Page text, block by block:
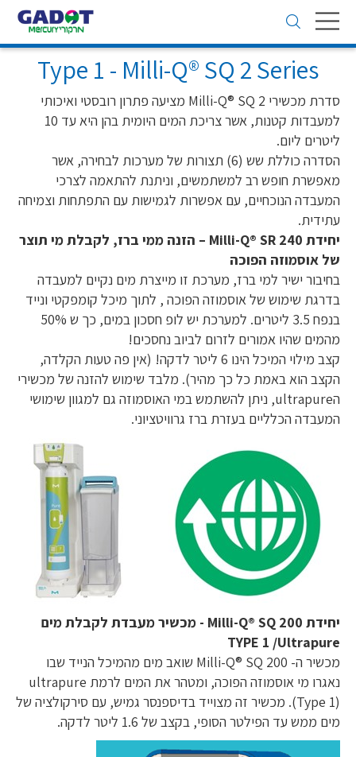
Toggle
navigation
Type 1 - Milli-Q® SQ 2 Series
סדרת מכשירי Milli-Q® SQ 2 מציעה פתרון רובסטי ואיכותי
למעבדות קטנות, אשר צריכת המים היומית בהן היא עד 10
ליטרים ליום.
הסדרה כוללת שש (6) תצורות של מערכות לבחירה, אשר
מאפשרת חופש רב למשתמשים, וניתנת להתאמה לצרכי
המעבדה הנוכחיים, עם אפשרות לגמישות עם התפתחות וצמיחה
עתידית.
יחידת Milli-Q® SR 240 – הזנה ממי ברז, לקבלת מי תוצר
של אוסמוזה הפוכה
בחיבור ישיר למי ברז, מערכת זו מייצרת מים נקיים למעבדה
בדרגת שימוש של אוסמוזה הפוכה , לתוך מיכל קומפקטי ונייד
בנפח 3.5 ליטרים. למערכת יש לופ חסכון במים, כך ש 50%
מהמים שהיו אמורים לזרום לביוב נחסכים!
קצב מילוי המיכל הינו 6 ליטר לדקה! (אין פה טעות הקלדה,
הקצב הוא באמת כל כך מהיר). מלבד שימוש להזנה של מכשירי
הultrapure, ניתן להשתמש במי האוסמוזה גם למגוון שימושי
המעבדה הכלליים בעזרת ברז גרוויטציוני.
יחידת Milli-Q® SQ 200 - מכשיר מעבדת לקבלת מים
TYPE 1 /Ultrapure
מכשיר ה- Milli-Q® SQ 200 שואב מים מהמיכל הנייד שבו
נאגרו מי אוסמוזה הפוכה, ומטהר את המים לרמת ultrapure
(Type 1). מכשיר זה מצוייד בדיספנסר גמיש, עם סירקולציה של
מים ממש עד הפילטר הסופי, בקצב של 1.6 ליטר לדקה.